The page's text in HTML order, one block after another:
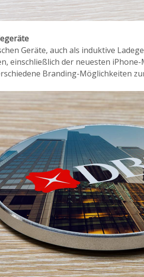
Geräte, auch als induktive
einschließlich der neuesten iPhone-
Branding-Möglichkeiten